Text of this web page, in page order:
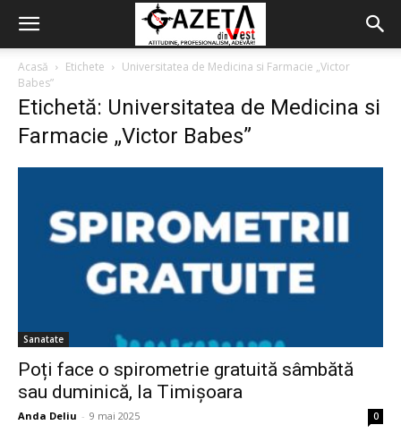
Acasă Etichete
Universitatea de Medicina si Farmacie „Victor
Babes”
Etichetă: Universitatea de Medicina si
Farmacie „Victor Babes”
Sanatate
Poți face o spirometrie gratuită sâmbătă
sau duminică, la Timișoara
Anda Deliu - 9 mai 2025 0